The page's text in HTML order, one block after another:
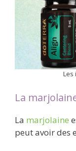
Les
La
La marjolaine
peut avoir des